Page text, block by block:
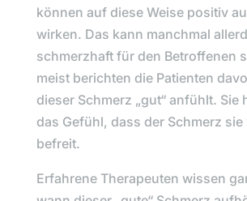
können auf diese Weise positiv
wirken. Das kann manchmal
schmerzhaft für den Betroffenen
meist berichten die Patienten
dieser Schmerz „gut“ anfühlt. Sie
das Gefühl, dass der Schmerz
befreit.
Erfahrene Therapeuten wissen